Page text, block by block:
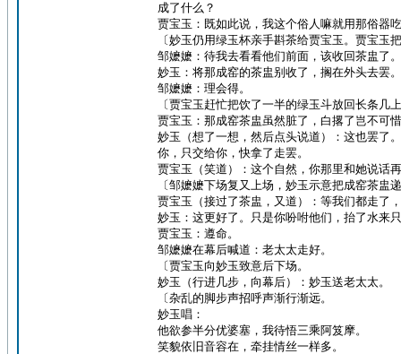
成了什么？
贾宝玉：既如此说，我这个俗人嘛就用那俗器
〔妙玉仍用绿玉杯亲手斟茶给贾宝玉。贾宝
邹嬷嬷：待我去看看他们前面，该收回茶盅了。
妙玉：将那成窑的茶盅别收了，搁在外头去罢。
邹嬷嬷：理会得。
〔贾宝玉赶忙把饮了一半的绿玉斗放回长条几
贾宝玉：那成窑茶盅虽然脏了，白撂了岂不可
妙玉（想了一想，然后点头说道）：这也罢了
你，只交给你，快拿了走罢。
贾宝玉（笑道）：这个自然，你那里和她说话
〔邹嬷嬷下场复又上场，妙玉示意把成窑茶盅
贾宝玉（接过了茶盅，又道）：等我们都走了
妙玉：这更好了。只是你吩咐他们，抬了水来
贾宝玉：遵命。
邹嬷嬷在幕后喊道：老太太走好。
〔贾宝玉向妙玉致意后下场。
妙玉（行进几步，向幕后）：妙玉送老太太。
〔杂乱的脚步声招呼声渐行渐远。
妙玉唱：
他欲参半分优婆塞，我待悟三乘阿笈摩。
笑貌依旧音容在，牵挂情丝一样多。